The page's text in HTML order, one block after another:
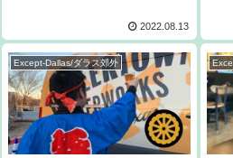
2022.08.13
Except-Dallas/ダラス郊外